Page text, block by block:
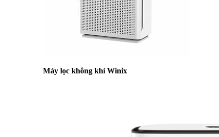
Máy lọc không khí Winix